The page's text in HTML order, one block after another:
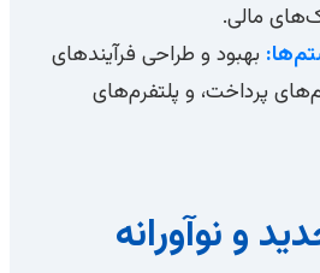
مالی.
بهبود و طراحی فرآیندهای
پرداخت، و پلتفرم‌های
و نوآورانه